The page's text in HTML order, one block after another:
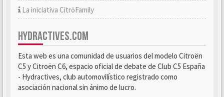
La iniciativa CitröFamily
HYDRACTIVES.COM
Esta web es una comunidad de usuarios del modelo Citroën
C5 y Citroën C6, espacio oficial de debate de Club C5 España
- Hydractives, club automovilístico registrado como
asociación nacional sin ánimo de lucro.